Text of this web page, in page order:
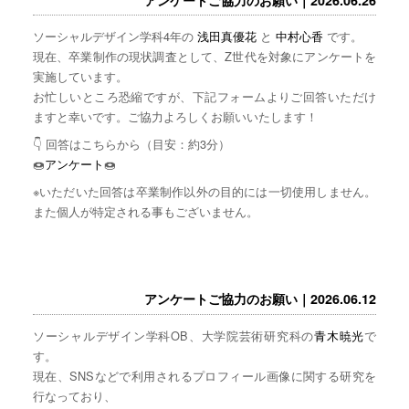
ソーシャルデザイン学科4年の 浅田真優花と 中村心香 です。
現在、卒業制作の現状調査として、Z世代を対象にアンケートを
実施しています。
お忙しいところ恐縮ですが、下記フォームよりご回答いただけ
ますと幸いです。ご協力よろしくお願いいたします！
👇 回答はこちらから（目安：約3分）
🍩アンケート🍩
※いただいた回答は卒業制作以外の目的には一切使用しません。
また個人が特定される事もございません。
アンケートご協力のお願い｜2026.06.12
ソーシャルデザイン学科OB、大学院芸術研究科の青木暁光で
す。
現在、SNSなどで利用されるプロフィール画像に関する研究を
行なっており、